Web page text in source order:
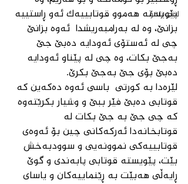
لقی زاخۆ
پێویستە هەموو قوتابییەك ئەو ڕاستییە
چی لە ئەستۆی ئەودایە دەبێ جێ
بەجێ بكات، وە چی لە پێناو ئەودایە
دەبێ بۆی جێ بەجێ بكرێ.
لێرەدا بە كورتی  باسی ئەوە دەكەین كە
قوتابی دەبێ فێر ببێ و وشیار بكرێتەوە
كە چی جێ بە جێ بكات لە
قوتابخانەدا ئەركەكانی چین بۆ ئەوەی
قوتابییەكی نموونەیی و سوودبەخش
بێت، پێویستە قوتابی پابەندی و گوێ
ڕایەڵی هەبێت بە ڕێنماییەكان و یاسای